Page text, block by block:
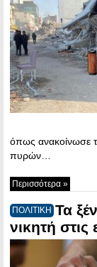
όπως ανακοίνωσε
πυρών…
Περισσότερα »
ΠΟΛΙΤΙΚΗ Τα
νικητή στις